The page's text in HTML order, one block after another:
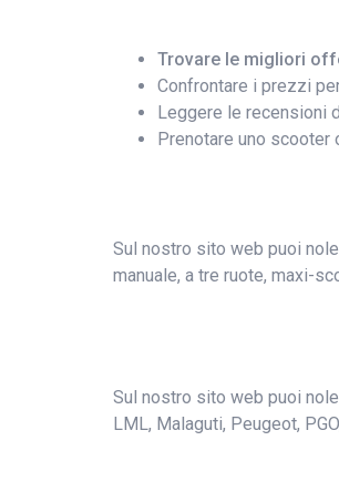
Trovare le migliori
Confrontare i prezzi
Leggere le recensioni
Prenotare uno scooter
Sul nostro sito web puoi
manuale, a tre ruote, maxi-
Sul nostro sito web puoi
LML, Malaguti, Peugeot,